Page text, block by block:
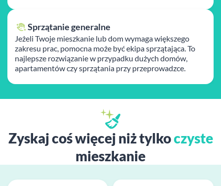
Sprzątanie generalne
Jeżeli Twoje mieszkanie lub dom wymaga większego
zakresu prac, pomocna może być ekipa sprzątająca. To
najlepsze rozwiązanie w przypadku dużych domów,
apartamentów czy sprzątania przy przeprowadzce.
Zyskaj coś więcej niż tylkoczyste
mieszkanie